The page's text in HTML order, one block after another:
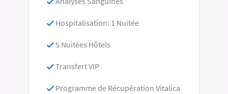
Hospitalisation: 1 Nuitée
5 Nuitées Hôtels
Transfert VIP
Programme de Récupération Vitalica